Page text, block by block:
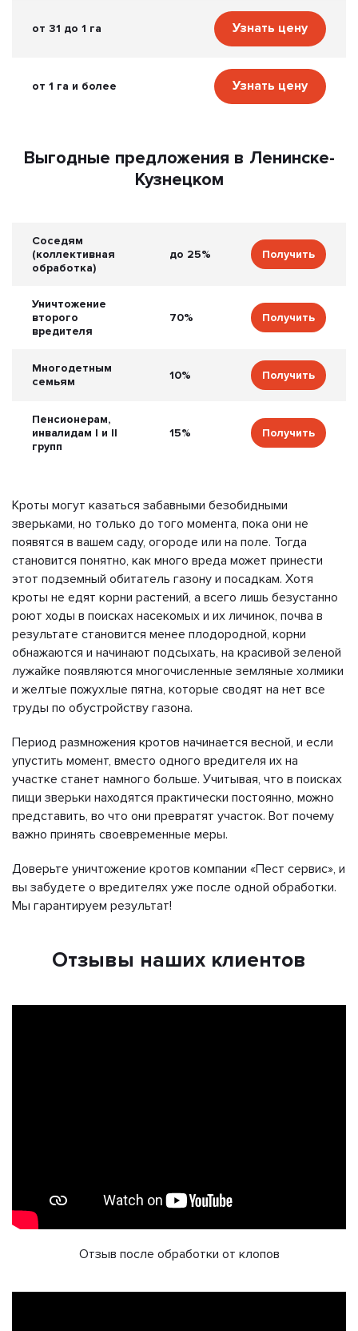
от 31 до 1 га Узнать цену
от 1 га и более Узнать цену
Выгодные предложения в Ленинске-
Кузнецком
Соседям
(коллективная
обработка)
до 25% Получить
Уничтожение
второго
вредителя
70% Получить
Многодетным
семьям
10% Получить
Пенсионерам,
инвалидам I и II
групп
15% Получить
Кроты могут казаться забавными безобидными
зверьками, но только до того момента, пока они не
появятся в вашем саду, огороде или на поле. Тогда
становится понятно, как много вреда может принести
этот подземный обитатель газону и посадкам. Хотя
кроты не едят корни растений, а всего лишь безустанно
роют ходы в поисках насекомых и их личинок, почва в
результате становится менее плодородной, корни
обнажаются и начинают подсыхать, на красивой зеленой
лужайке появляются многочисленные земляные холмики
и желтые пожухлые пятна, которые сводят на нет все
труды по обустройству газона.
Период размножения кротов начинается весной, и если
упустить момент, вместо одного вредителя их на
участке станет намного больше. Учитывая, что в поисках
пищи зверьки находятся практически постоянно, можно
представить, во что они превратят участок. Вот почему
важно принять своевременные меры.
Доверьте уничтожение кротов компании «Пест сервис», и
вы забудете о вредителях уже после одной обработки.
Мы гарантируем результат!
Отзывы наших клиентов
Отзыв после обработки от клопов